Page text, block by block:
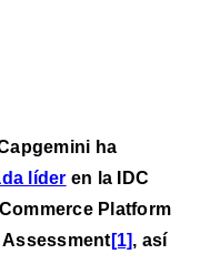
ha
líder en la IDC
Platform
[1], así